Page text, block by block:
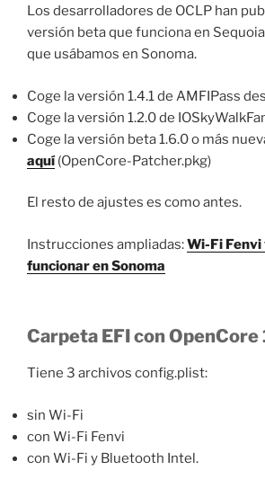
Los desarrolladores de OCLP han
versión beta que funciona en
que usábamos en Sonoma.
Coge la versión 1.4.1 de AMFIPass
Coge la versión 1.2.0 de
Coge la versión beta 1.6.0 o más
aquí(OpenCore-Patcher.pkg)
El resto de ajustes es como antes.
Instrucciones ampliadas:Wi-Fi Fenvi
funcionar en Sonoma
Carpeta EFI con OpenCore
Tiene 3 archivos config.plist:
sin Wi-Fi
con Wi-Fi Fenvi
con Wi-Fi y Bluetooth Intel.